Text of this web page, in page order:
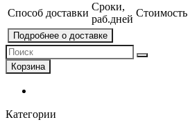
Способ доставки
Сроки,
раб.дней
Стоимость
Подробнее о доставке
Корзина
Категории